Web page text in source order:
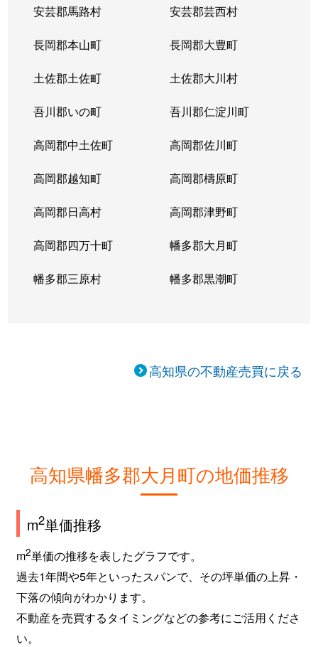
安芸郡馬路村 安芸郡芸西村
長岡郡本山町 長岡郡大豊町
土佐郡土佐町 土佐郡大川村
吾川郡いの町 吾川郡仁淀川町
高岡郡中土佐町 高岡郡佐川町
高岡郡越知町 高岡郡檮原町
高岡郡日高村 高岡郡津野町
高岡郡四万十町 幡多郡大月町
幡多郡三原村 幡多郡黒潮町
高知県の不動産売買に戻る
高知県幡多郡大月町の地価推移
m2単価推移
m2単価の推移を表したグラフです。
過去1年間や5年といったスパンで、その坪単価の上昇・
下落の傾向がわかります。
不動産を売買するタイミングなどの参考にご活用くださ
い。